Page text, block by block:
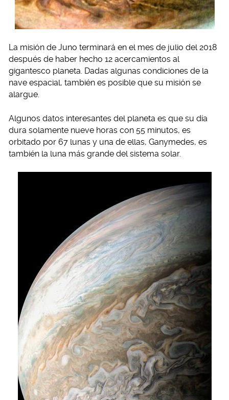
La misión de Juno terminará en el mes de julio del 2018
después de haber hecho 12 acercamientos al
gigantesco planeta. Dadas algunas condiciones de la
nave espacial, también es posible que su misión se
alargue.
Algunos datos interesantes del planeta es que su día
dura solamente nueve horas con 55 minutos, es
orbitado por 67 lunas y una de ellas, Ganymedes, es
también la luna más grande del sistema solar.